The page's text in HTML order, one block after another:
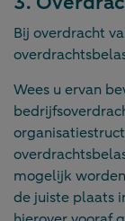
Bij overdracht
Wees u ervan
mogelijk
de juiste plaats